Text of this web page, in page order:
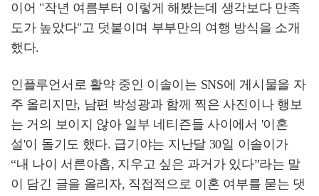
이어 "작년 여름부터 이렇게 해봤는데 생각보다 만족
도가 높았다"고 덧붙이며 부부만의 여행 방식을 소개
했다.
인플루언서로 활약 중인 이솔이는 SNS에 게시물을 자
주 올리지만, 남편 박성광과 함께 찍은 사진이나 행보
는 거의 보이지 않아 일부 네티즌들 사이에서 '이혼
설'이 돌기도 했다. 급기야는 지난달 30일 이솔이가
“내 나이 서른아홉, 지우고 싶은 과거가 있다”라는 말
이 담긴 글을 올리자, 직접적으로 이혼 여부를 묻는 댓